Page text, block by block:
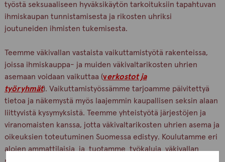
työstä seksuaaliseen hyväksikäytön tarkoituksiin tapahtuvan
ihmiskaupan tunnistamisesta ja rikosten uhriksi
joutuneiden ihmisten tukemisesta.
Teemme väkivallan vastaista vaikuttamistyötä rakenteissa,
joissa ihmiskauppa- ja muiden väkivaltarikosten uhrien
asemaan voidaan vaikuttaa (verkostot ja
työryhmät). Vaikuttamistyössämme tarjoamme päivitettyä
tietoa ja näkemystä myös laajemmin kaupallisen seksin alaan
liittyvistä kysymyksistä. Teemme yhteistyötä järjestöjen ja
viranomaisten kanssa, jotta väkivaltarikosten uhrien asema ja
oikeuksien toteutuminen Suomessa edistyy. Koulutamme eri
alojen ammattilaisia ja tuotamme työkaluja väkivallan